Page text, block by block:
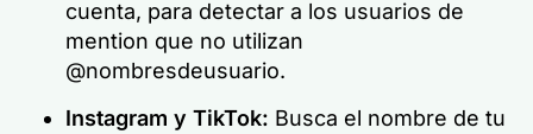
cuenta, para detectar a los usuarios de
mention que no utilizan
@nombresdeusuario.
Instagram y TikTok: Busca el nombre de tu